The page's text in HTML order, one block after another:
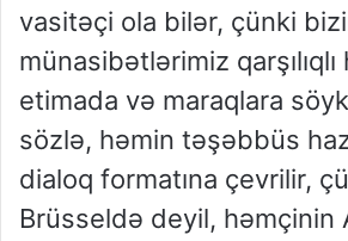
vasitəçi ola bilər, çünki
münasibətlərimiz
etimada və maraqlara
sözlə, həmin təşəbbüs
dialoq formatına çevrilir,
Brüsseldə deyil, həmçinin